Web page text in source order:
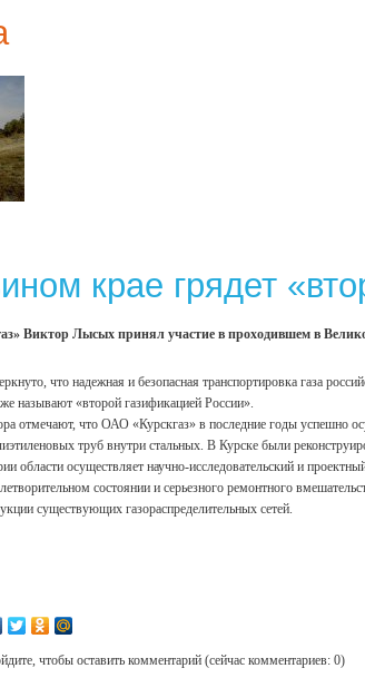
крае грядет
Виктор Лысых принял участие в проходившем в
что надежная и безопасная транспортировка газа
называют «второй газификацией России».
отмечают, что ОАО «Курскгаз» в последние годы успешно
труб внутри стальных. В Курске были
области осуществляет научно-исследовательский и
состоянии и серьезного ремонтного
существующих газораспределительных сетей.
чтобы оставить комментарий (сейчас комментариев: 0)